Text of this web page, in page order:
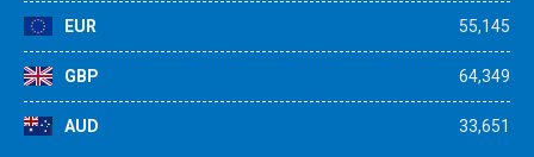
EUR 55,145
GBP 64,349
AUD 33,651